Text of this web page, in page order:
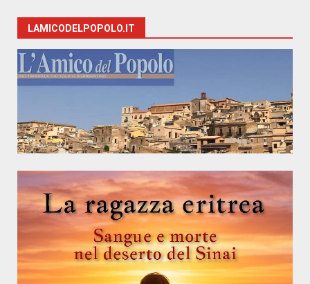
LAMICODELPOPOLO.IT